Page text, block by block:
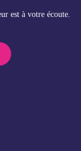
est à votre écoute.